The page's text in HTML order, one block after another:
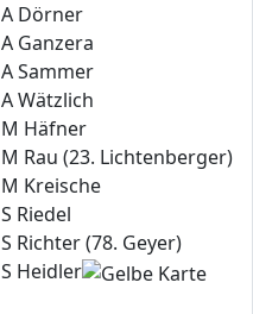
A Dörner
A Ganzera
A Sammer
A Wätzlich
M Häfner
M Rau (23. Lichtenberger)
M Kreische
S Riedel
S Richter (78. Geyer)
S Heidler